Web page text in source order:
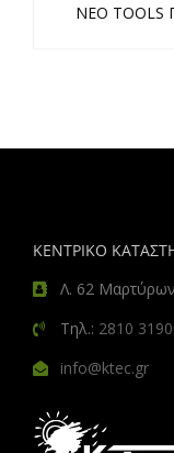
NEO TOOLS
ΚΕΝΤΡΙΚΟ
Λ. 62
Τηλ.: 2810
info@ktec.gr